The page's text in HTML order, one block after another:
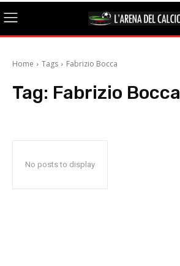
Home Tags Fabrizio Bocca
Tag: Fabrizio Bocca
No posts to display